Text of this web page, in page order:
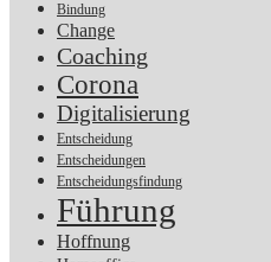
Bindung
Change
Coaching
Corona
Digitalisierung
Entscheidung
Entscheidungen
Entscheidungsfindung
Führung
Hoffnung